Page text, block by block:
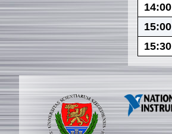
14:00
15:00
15:30